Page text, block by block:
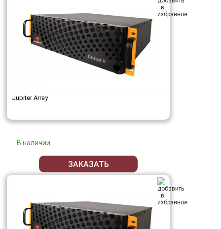
Jupiter Array
В наличии
ЗАКАЗАТЬ